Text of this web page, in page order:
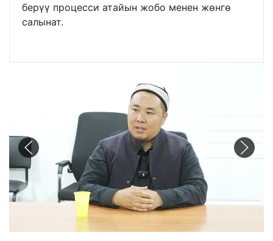
берүү процесси атайын жобо менен жөнгө
салынат.